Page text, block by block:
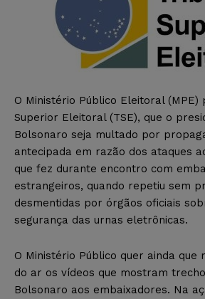
O Ministério Público Eleitoral (MPE)
Superior Eleitoral (TSE), que o
Bolsonaro seja multado por
antecipada em razão dos ataques
que fez durante encontro com
estrangeiros, quando repetiu sem
desmentidas por órgãos oficiais
segurança das urnas eletrônicas.
O Ministério Público quer ainda que
do ar os vídeos que mostram
Bolsonaro aos embaixadores. Na